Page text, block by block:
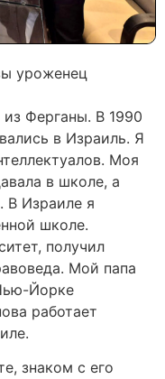
уроженец
Ферганы. В 1990
в Израиль. Я
Моя
в школе, а
В Израиле я
школе.
получил
Мой папа
Йорке
работает
знаком с его